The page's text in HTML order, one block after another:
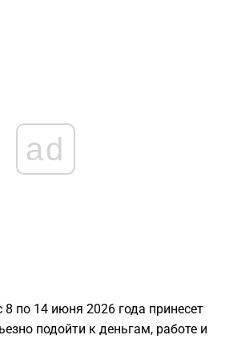
ad
8 по 14 июня 2026 года принесет
подойти к деньгам, работе и